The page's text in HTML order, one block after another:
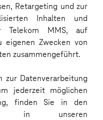
Retargeting und zur
Inhalten und
Telekom MMS, auf
eigenen Zwecken von
zusammengeführt.
zur Datenverarbeitung
jederzeit möglichen
finden Sie in den
in unseren